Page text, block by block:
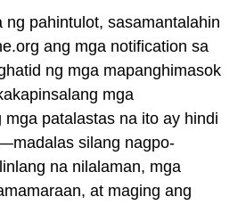
ng pahintulot, sasamantalahin
ang mga notification sa
ng mga mapanghimasok
mga
mga patalastas na ito ay hindi
silang nagpo-
na nilalaman, mga
at maging ang